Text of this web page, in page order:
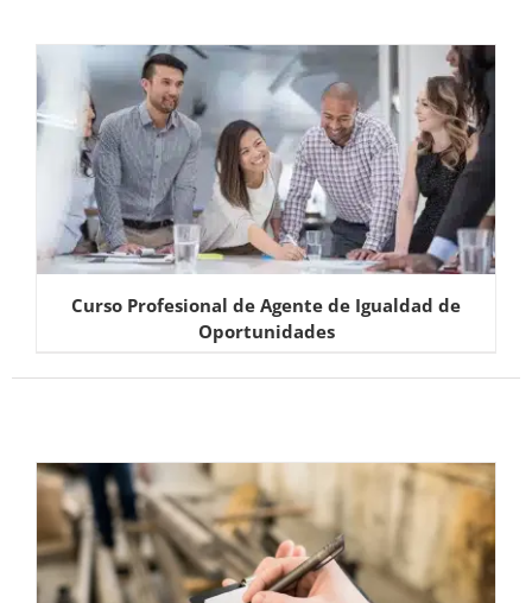
Curso Profesional de Agente de Igualdad de
Oportunidades